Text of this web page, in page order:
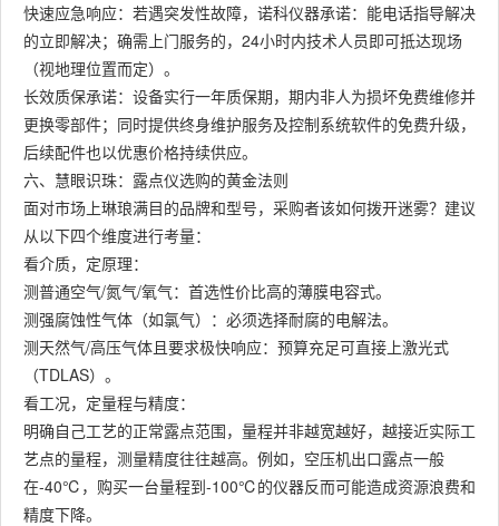
快速应急响应：若遇突发性故障，诺科仪器承诺：能电话指导解决
的立即解决；确需上门服务的，24小时内技术人员即可抵达现场
（视地理位置而定）。
长效质保承诺：设备实行一年质保期，期内非人为损坏免费维修并
更换零部件；同时提供终身维护服务及控制系统软件的免费升级，
后续配件也以优惠价格持续供应。
六、慧眼识珠：露点仪选购的黄金法则
面对市场上琳琅满目的品牌和型号，采购者该如何拨开迷雾？建议
从以下四个维度进行考量：
看介质，定原理：
测普通空气/氮气/氧气：首选性价比高的薄膜电容式。
测强腐蚀性气体（如氯气）：必须选择耐腐的电解法。
测天然气/高压气体且要求极快响应：预算充足可直接上激光式
（TDLAS）。
看工况，定量程与精度：
明确自己工艺的正常露点范围，量程并非越宽越好，越接近实际工
艺点的量程，测量精度往往越高。例如，空压机出口露点一般
在-40℃，购买一台量程到-100℃的仪器反而可能造成资源浪费和
精度下降。